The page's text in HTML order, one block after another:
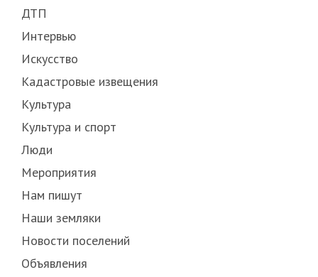
ДТП
Интервью
Искусство
Кадастровые извещения
Культура
Культура и спорт
Люди
Мероприятия
Нам пишут
Наши земляки
Новости поселений
Объявления